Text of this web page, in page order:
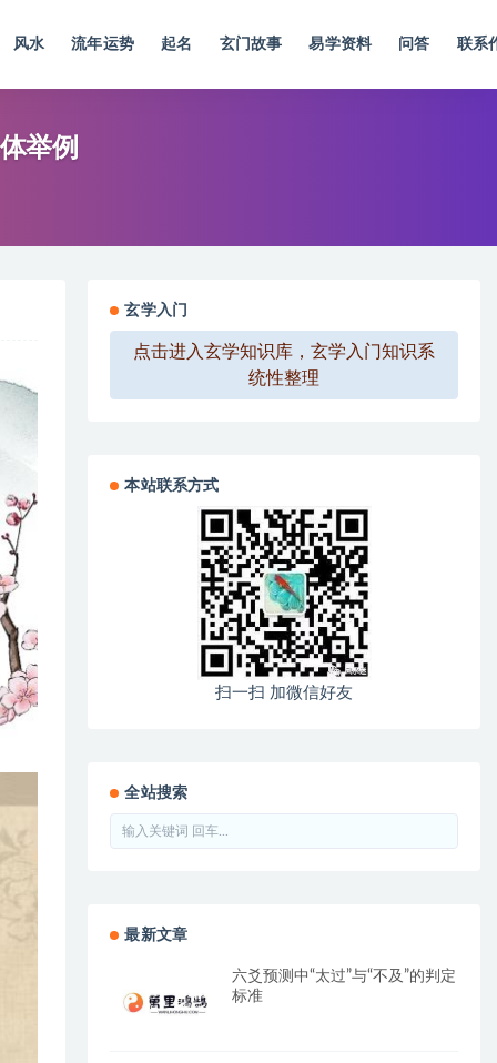
风水 流年运势 起名 玄门故事 易学资料 问答 联系
举例
玄学入门
点击进入玄学知识库，玄学入门知识系
统性整理
本站联系方式
扫一扫 加微信好友
全站搜索
最新文章
六爻预测中“太过”与“不及”的判定
标准